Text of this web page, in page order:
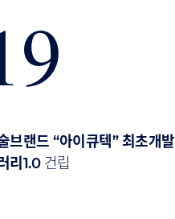
브랜드 “아이큐텍” 최초개발
리1.0건립